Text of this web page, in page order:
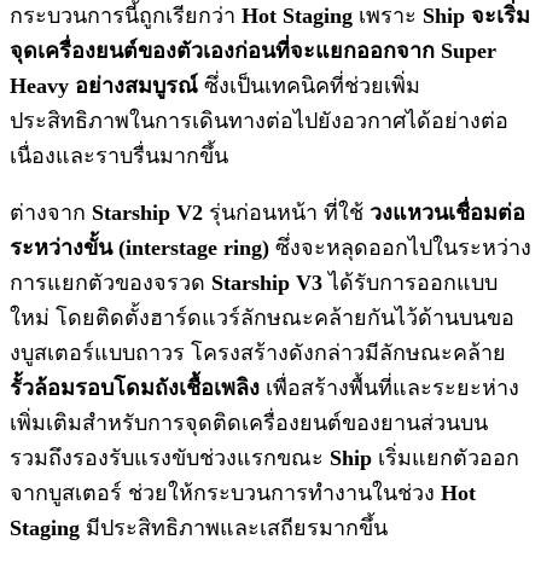
กระบวนการนี้ถูกเรียกว่า Hot Staging เพราะ Ship จะเริ่ม
จุดเครื่องยนต์ของตัวเองก่อนที่จะแยกออกจาก Super
Heavy อย่างสมบูรณ์ ซึ่งเป็นเทคนิคที่ช่วยเพิ่ม
ประสิทธิภาพในการเดินทางต่อไปยังอวกาศได้อย่างต่อ
เนื่องและราบรื่นมากขึ้น
ต่างจาก Starship V2 รุ่นก่อนหน้า ที่ใช้ วงแหวนเชื่อมต่อ
ระหว่างขั้น (interstage ring) ซึ่งจะหลุดออกไปในระหว่าง
การแยกตัวของจรวด Starship V3 ได้รับการออกแบบ
ใหม่ โดยติดตั้งฮาร์ดแวร์ลักษณะคล้ายกันไว้ด้านบนขอ
งบูสเตอร์แบบถาวร โครงสร้างดังกล่าวมีลักษณะคล้าย
รั้วล้อมรอบโดมถังเชื้อเพลิง เพื่อสร้างพื้นที่และระยะห่าง
เพิ่มเติมสำหรับการจุดติดเครื่องยนต์ของยานส่วนบน
รวมถึงรองรับแรงขับช่วงแรกขณะ Ship เริ่มแยกตัวออก
จากบูสเตอร์ ช่วยให้กระบวนการทำงานในช่วง Hot
Staging มีประสิทธิภาพและเสถียรมากขึ้น